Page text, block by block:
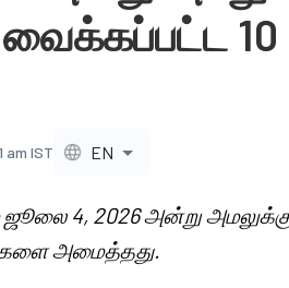
10
am IST EN
ஜூலை 4, 2026 அன்று
அமைத்தது.